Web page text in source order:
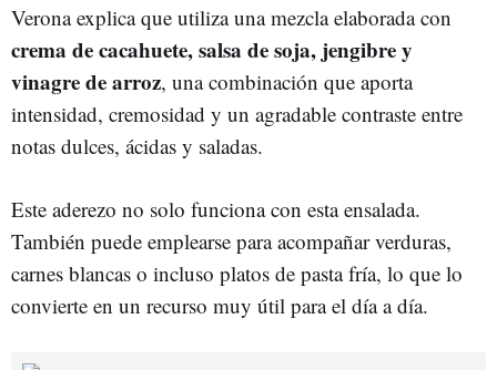
Verona explica que utiliza una mezcla elaborada con
crema de cacahuete, salsa de soja, jengibre y
vinagre de arroz, una combinación que aporta
intensidad, cremosidad y un agradable contraste entre
notas dulces, ácidas y saladas.
Este aderezo no solo funciona con esta ensalada.
También puede emplearse para acompañar verduras,
carnes blancas o incluso platos de pasta fría, lo que lo
convierte en un recurso muy útil para el día a día.